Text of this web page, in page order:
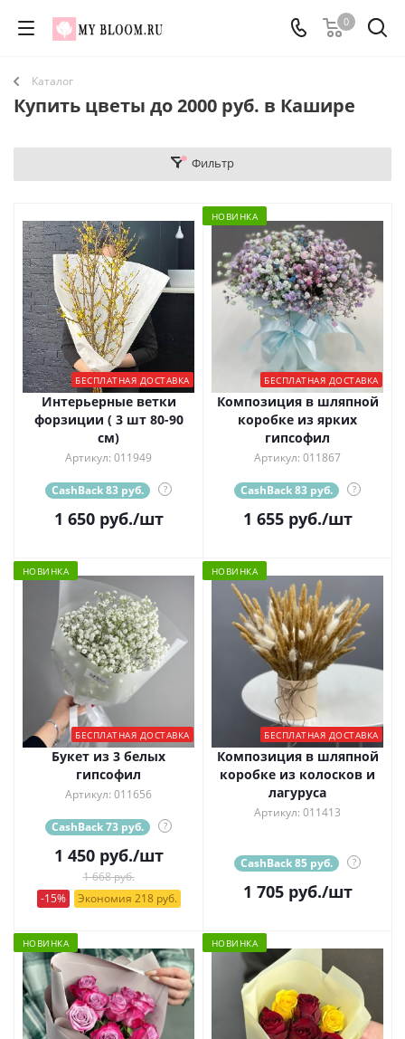
0
Каталог
Купить цветы до 2000 руб. в Кашире
Фильтр
БЕСПЛАТНАЯ ДОСТАВКА
Интерьерные ветки
форзиции ( 3 шт 80-90
см)
Артикул: 011949
CashBack 83 руб. ?
1 650руб./шт
НОВИНКА
БЕСПЛАТНАЯ ДОСТАВКА
Композиция в шляпной
коробке из ярких
гипсофил
Артикул: 011867
CashBack 83 руб. ?
1 655руб./шт
НОВИНКА
БЕСПЛАТНАЯ ДОСТАВКА
Букет из 3 белых
гипсофил
Артикул: 011656
CashBack 73 руб. ?
1 450руб./шт
1 668 руб.
-15%
Экономия 218 руб.
НОВИНКА
БЕСПЛАТНАЯ ДОСТАВКА
Композиция в шляпной
коробке из колосков и
лагуруса
Артикул: 011413
CashBack 85 руб. ?
1 705руб./шт
НОВИНКА НОВИНКА